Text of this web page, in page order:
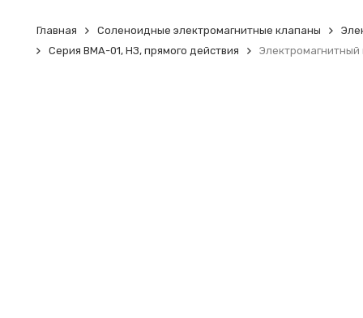
Главная Соленоидные электромагнитные клапаны
Серия BMA-01, НЗ, прямого действия
Электромагнитный